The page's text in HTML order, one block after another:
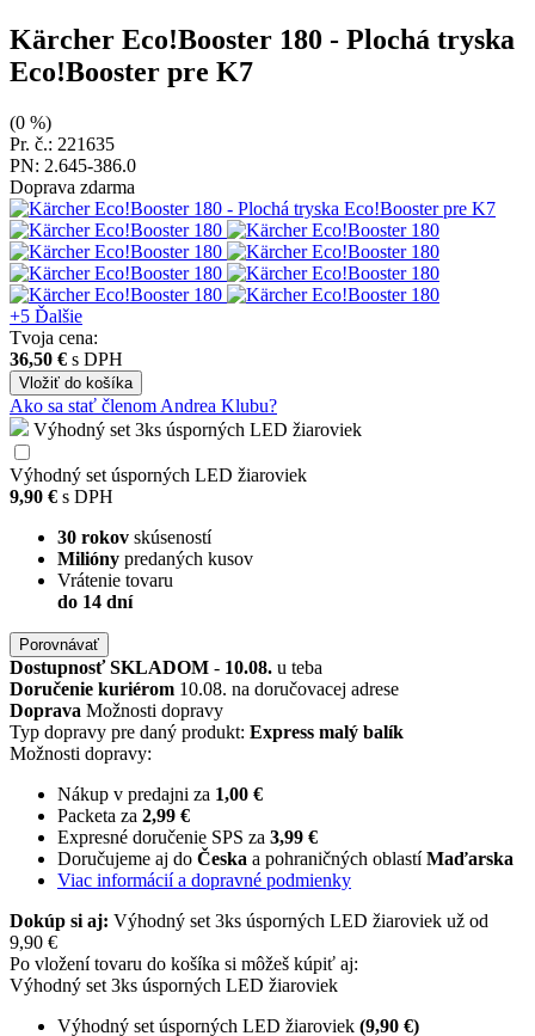
Kärcher Eco!Booster 180 - Plochá tryska
Eco!Booster pre K7
(0 %)
Pr. č.: 221635
PN: 2.645-386.0
Doprava zdarma
+5 Ďalšie
Tvoja cena:
36,50 € s DPH
Vložiť do košíka
Ako sa stať členom Andrea Klubu?
Výhodný set 3ks úsporných LED žiaroviek
Výhodný set úsporných LED žiaroviek
9,90 € s DPH
30 rokov skúseností
Milióny predaných kusov
Vrátenie tovaru
do 14 dní
Porovnávať
DostupnosťSKLADOM - 10.08. u teba
Doručenie kuriérom 10.08. na doručovacej adrese
Doprava Možnosti dopravy
Typ dopravy pre daný produkt: Express malý balík
Možnosti dopravy:
Nákup v predajni za 1,00 €
Packeta za 2,99 €
Expresné doručenie SPS za 3,99 €
Doručujeme aj do Česka a pohraničných oblastíMaďarska
Viac informácií a dopravné podmienky
Dokúp si aj: Výhodný set 3ks úsporných LED žiaroviek už od
9,90 €
Po vložení tovaru do košíka si môžeš kúpiť aj:
Výhodný set 3ks úsporných LED žiaroviek
Výhodný set úsporných LED žiaroviek (9,90 €)